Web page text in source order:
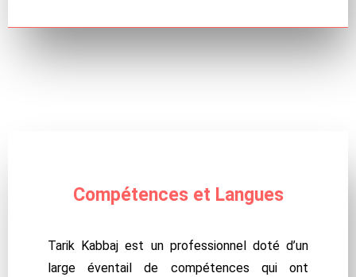
Compétenceset Langues
Tarik Kabbaj est un professionnel doté d’un
large éventail de compétences qui ont